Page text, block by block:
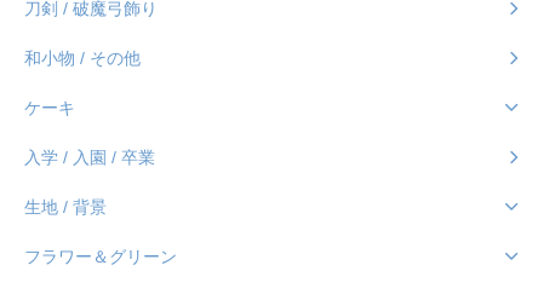
刀剣 / 破魔弓飾り
和小物 / その他
ケーキ
入学 / 入園 / 卒業
生地 / 背景
フラワー＆グリーン